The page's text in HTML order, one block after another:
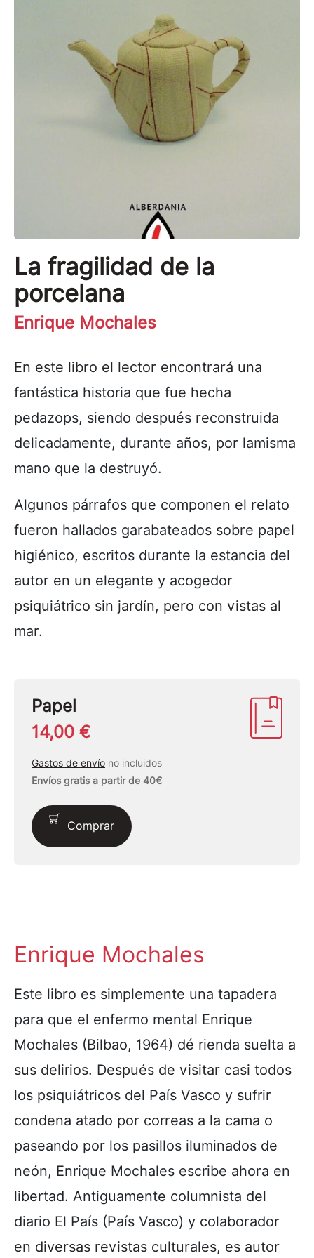
La fragilidad de la
porcelana
Enrique Mochales
En este libro el lector encontrará una
fantástica historia que fue hecha
pedazops, siendo después reconstruida
delicadamente, durante años, por lamisma
mano que la destruyó.
Algunos párrafos que componen el relato
fueron hallados garabateados sobre papel
higiénico, escritos durante la estancia del
autor en un elegante y acogedor
psiquiátrico sin jardín, pero con vistas al
mar.
Papel
14,00 €
Gastos de envío no incluidos
Envíos gratis a partir de 40€
Comprar
Enrique Mochales
Este libro es simplemente una tapadera
para que el enfermo mental Enrique
Mochales (Bilbao, 1964) dé rienda suelta a
sus delirios. Después de visitar casi todos
los psiquiátricos del País Vasco y sufrir
condena atado por correas a la cama o
paseando por los pasillos iluminados de
neón, Enrique Mochales escribe ahora en
libertad. Antiguamente columnista del
diario El País (País Vasco) y colaborador
en diversas revistas culturales, es autor